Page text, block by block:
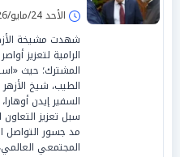
الأحد 24/مايو/2026 - 05:47 م
شهدت مشيخة
الرامية لتعزيز
المشترك؛ حيث
الطيب، شيخ الأزهر
السفير إيدن
سبل تعزيز
مد جسور التواصل
المجتمعي